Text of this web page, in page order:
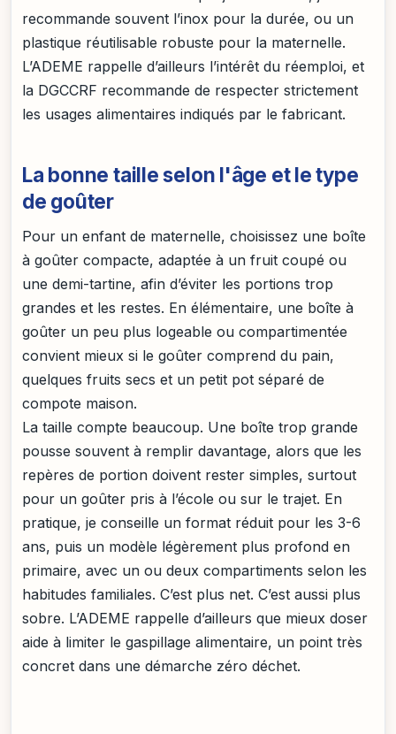
recommande souvent l’inox pour la durée, ou un
plastique réutilisable robuste pour la maternelle.
L’ADEME rappelle d’ailleurs l’intérêt du réemploi, et
la DGCCRF recommande de respecter strictement
les usages alimentaires indiqués par le fabricant.
La bonne taille selon l'âge et le type
de goûter
Pour un enfant de maternelle, choisissez une boîte
à goûter compacte, adaptée à un fruit coupé ou
une demi-tartine, afin d’éviter les portions trop
grandes et les restes. En élémentaire, une boîte à
goûter un peu plus logeable ou compartimentée
convient mieux si le goûter comprend du pain,
quelques fruits secs et un petit pot séparé de
compote maison.
La taille compte beaucoup. Une boîte trop grande
pousse souvent à remplir davantage, alors que les
repères de portion doivent rester simples, surtout
pour un goûter pris à l’école ou sur le trajet. En
pratique, je conseille un format réduit pour les 3-6
ans, puis un modèle légèrement plus profond en
primaire, avec un ou deux compartiments selon les
habitudes familiales. C’est plus net. C’est aussi plus
sobre. L’ADEME rappelle d’ailleurs que mieux doser
aide à limiter le gaspillage alimentaire, un point très
concret dans une démarche zéro déchet.